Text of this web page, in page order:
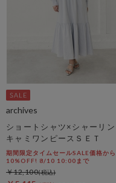
archives
ショートシャツ×シャーリ
キャミワンピースＳＥＴ
期間限定タイムセールSALE価格か
10%OFF! 8/10 10:00まで
￥12,100